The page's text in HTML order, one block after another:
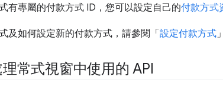
有專屬的付款方式 ID，您可以設定自己的付款方式
及如何設定新的付款方式，請參閱「 設定付款方式
常式視窗中使用的 API